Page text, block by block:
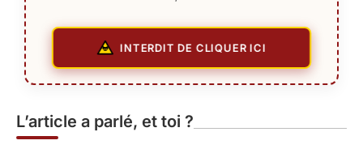
INTERDIT DE CLIQUER ICI
L’article a parlé, et toi ?